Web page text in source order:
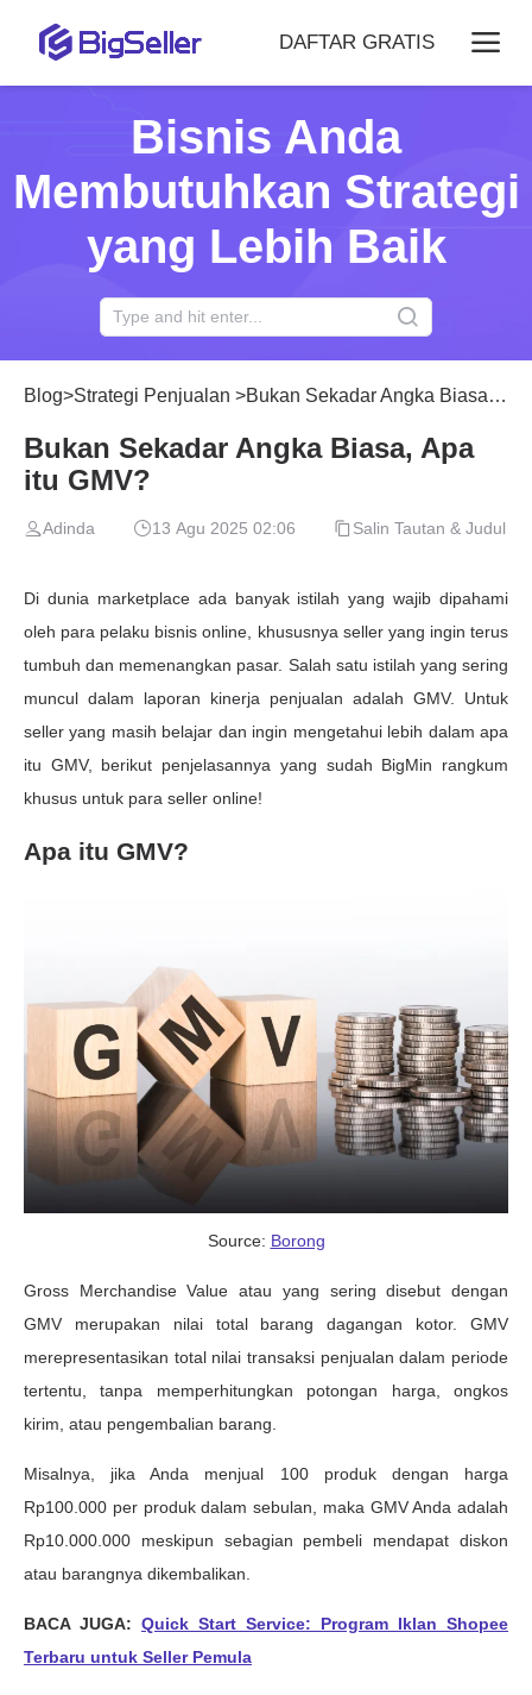
DAFTAR GRATIS
Bisnis Anda
Membutuhkan Strategi
yang Lebih Baik
Blog>Strategi Penjualan >Bukan Sekadar Angka Biasa, Apa itu GMV?
Bukan Sekadar Angka Biasa, Apa
itu GMV?
Adinda 13 Agu 2025 02:06 Salin Tautan & Judul